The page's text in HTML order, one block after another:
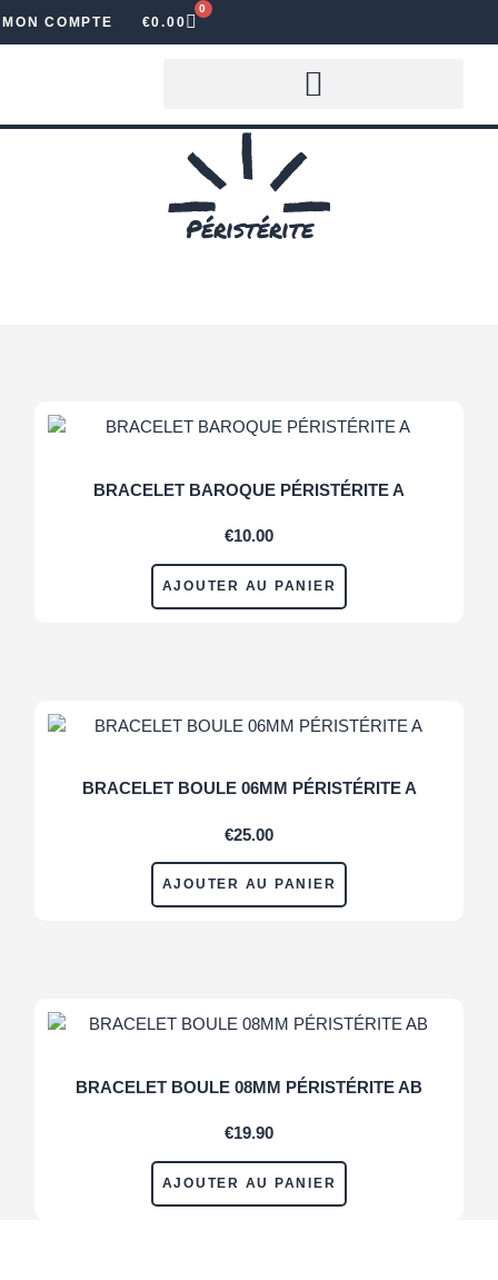
MON COMPTE €0.00
0
Péristérite
BRACELET BAROQUE PÉRISTÉRITE A
€10.00
AJOUTER AU PANIER
BRACELET BOULE 06MM PÉRISTÉRITE A
€25.00
AJOUTER AU PANIER
BRACELET BOULE 08MM PÉRISTÉRITE AB
€19.90
AJOUTER AU PANIER